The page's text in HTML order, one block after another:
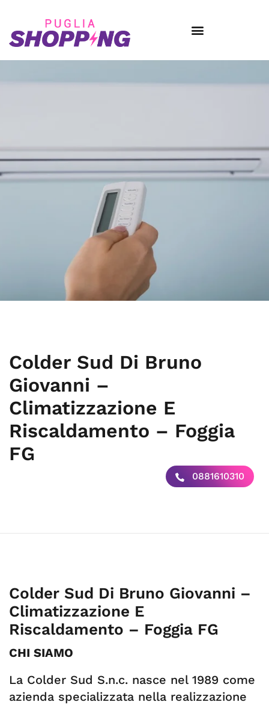
Colder Sud Di Bruno
Giovanni –
Climatizzazione E
Riscaldamento – Foggia
FG
0881610310
Colder Sud Di Bruno Giovanni –
Climatizzazione E
Riscaldamento – Foggia FG
CHI SIAMO
La Colder Sud S.n.c. nasce nel 1989 come
azienda specializzata nella realizzazione